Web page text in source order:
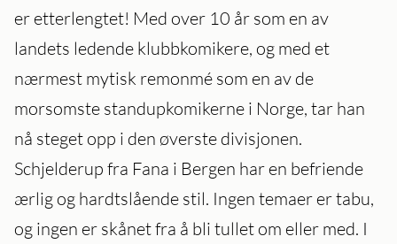
er etterlengtet! Med over 10 år som en av
landets ledende klubbkomikere, og med et
nærmest mytisk remonmé som en av de
morsomste standupkomikerne i Norge, tar han
nå steget opp i den øverste divisjonen.
Schjelderup fra Fana i Bergen har en befriende
ærlig og hardtslående stil. Ingen temaer er tabu,
og ingen er skånet fra å bli tullet om eller med. I